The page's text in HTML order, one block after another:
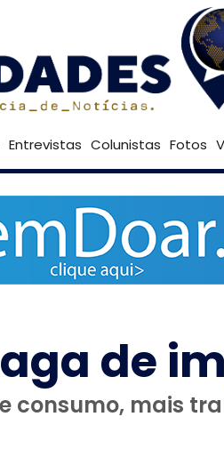
Goiânia 33º
Entrevistas Colunistas Fotos
de
consumo, mais